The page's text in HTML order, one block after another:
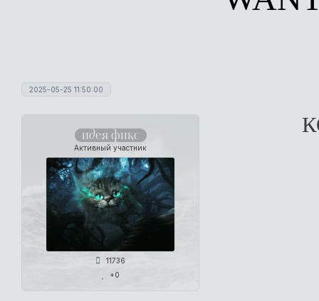
2025-05-25 11:50:00
идея фикс
Активный участник
11736
+0